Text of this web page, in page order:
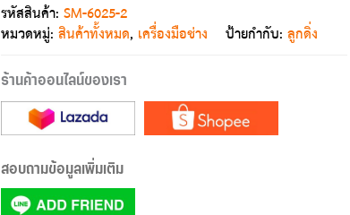
รหัสสินค้า:SM-6025-2
หมวดหมู่:สินค้าทั้งหมด, เครื่องมือช่าง ป้ายกำกับ:ลูกดิ่ง
ร้านค้าออนไลน์ของเรา
สอบถามข้อมูลเพิ่มเติม